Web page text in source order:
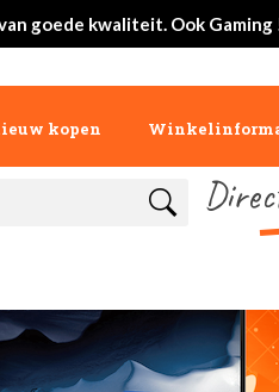
goede kwaliteit. Ook Gaming
kopen